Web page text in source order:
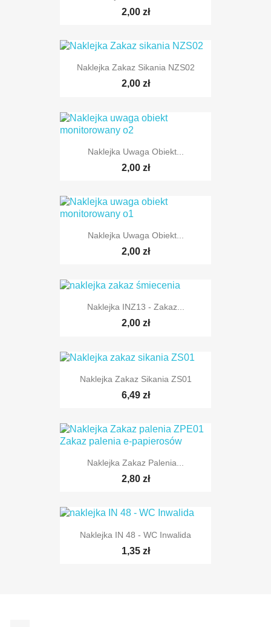
2,00 zł
Naklejka Zakaz Sikania NZS02
2,00 zł
Naklejka Uwaga Obiekt...
2,00 zł
Naklejka Uwaga Obiekt...
2,00 zł
Naklejka INZ13 - Zakaz...
2,00 zł
Naklejka Zakaz Sikania ZS01
6,49 zł
Naklejka Zakaz Palenia...
2,80 zł
Naklejka IN 48 - WC Inwalida
1,35 zł